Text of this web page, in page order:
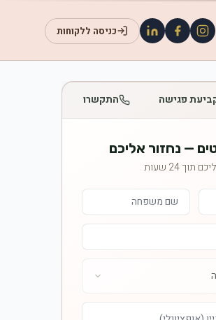
כניסה ללקוחות
פגישה התקשרו
— נחזור אליכם
תוך 24 שעות